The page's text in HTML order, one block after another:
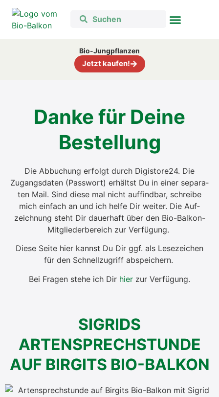
Bio-Jungpflanzen
Jetzt kaufen!
Dan­ke für Dei­ne
Bestel­lung
Die Abbu­chung erfolgt durch Digistore24. Die
Zugangs­da­ten (Pass­wort) erhältst Du in einer sepa­ra­
ten Mail. Sind die­se mal nicht auf­find­bar, schrei­be
mich ein­fach an und ich hel­fe Dir wei­ter. Die Auf­
zeich­nung steht Dir dau­er­haft über den Bio-Bal­kon-
Mit­glie­der­be­reich zur Ver­fü­gung.
Die­se Sei­te hier kannst Du Dir ggf. als Lese­zei­chen
für den Schnell­zu­griff abspei­chern.
Bei Fra­gen ste­he ich Dir hier zur Ver­fü­gung.
SIGRIDS
ARTENSPRECHSTUNDE
AUF BIRGITS BIO-BALKON